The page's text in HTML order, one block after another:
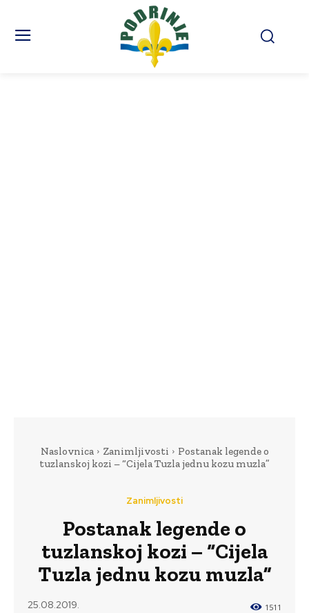
Naslovnica Zanimljivosti
Postanak legende o
tuzlanskoj kozi – “Cijela Tuzla jednu kozu muzla”
Zanimljivosti
Postanak legende o
tuzlanskoj kozi – “Cijela
Tuzla jednu kozu muzla”
25.08.2019. 1511